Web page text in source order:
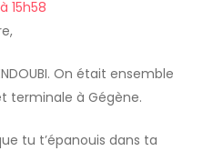
15h58
On était ensemble
terminale à Gégène.
tu t’épanouis dans ta